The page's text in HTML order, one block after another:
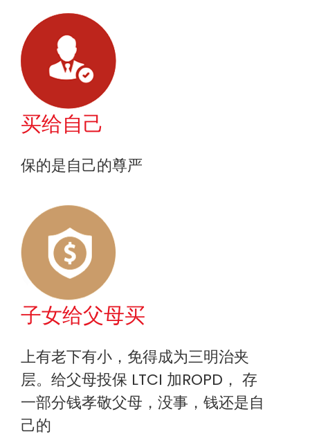
买给自己
保的是自己的尊严
子女给父母买
上有老下有小，免得成为三明治夹
层。给父母投保 LTCI 加ROPD， 存
一部分钱孝敬父母，没事，钱还是自
己的